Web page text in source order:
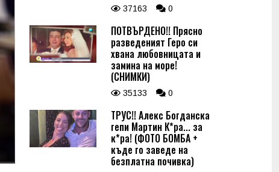
37163 0
ПОТВЪРДЕНО!! Прясно
разведеният Геро си
хвана любовницата и
замина на море!
(СНИМКИ)
35133 0
ТРУС!! Алекс Богданска
гепи Мартин К*ра... за
к*ра! (ФОТО БОМБА +
къде го заведе на
безплатна почивка)